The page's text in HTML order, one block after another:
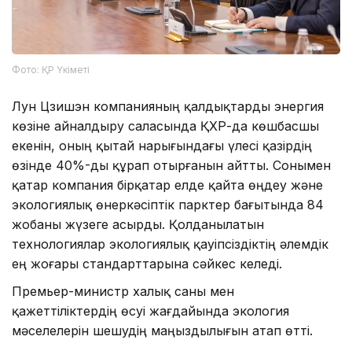
Фото: ҚР Үкіметі
Лун Цзишэн компанияның қалдықтарды энергия
көзіне айналдыру саласында ҚХР-да көшбасшы
екенін, оның қытай нарығындағы үлесі қазірдің
өзінде 40%-ды құрап отырғанын айтты. Сонымен
қатар компания бірқатар елде қайта өңдеу және
экологиялық өнеркәсіптік парктер бағытында 84
жобаны жүзеге асырды. Қолданылатын
технологиялар экологиялық қауіпсіздіктің әлемдік
ең жоғары стандарттарына сәйкес келеді.
Премьер-министр халық саны мен
қажеттіліктердің өсуі жағдайында экология
мәселелерін шешудің маңыздылығын атап өтті.